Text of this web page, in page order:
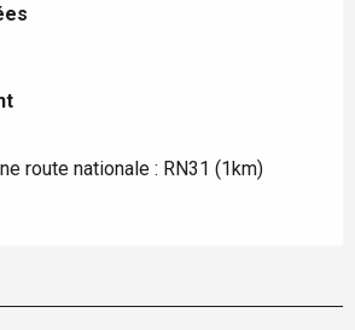
route nationale : RN31 (1km)